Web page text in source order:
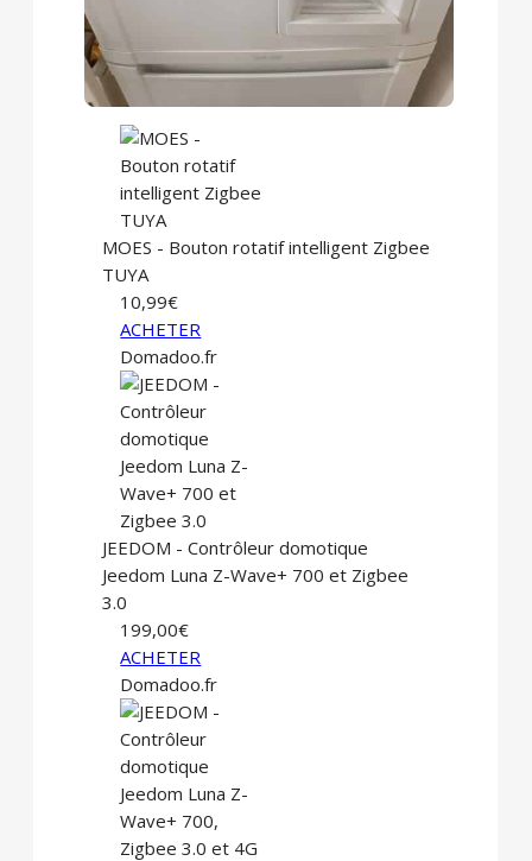
MOES - Bouton rotatif intelligent Zigbee
TUYA
10,99€
ACHETER
Domadoo.fr
JEEDOM - Contrôleur domotique
Jeedom Luna Z-Wave+ 700 et Zigbee
3.0
199,00€
ACHETER
Domadoo.fr